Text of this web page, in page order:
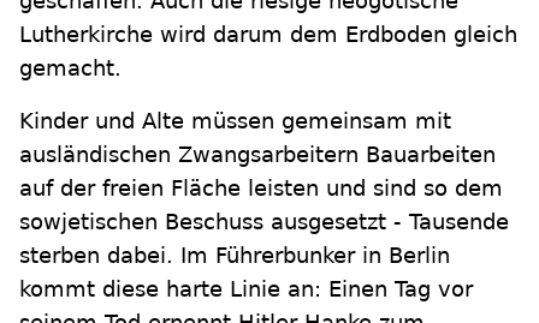
Lutherkirche wird darum dem Erdboden gleich
gemacht.
Kinder und Alte müssen gemeinsam mit
ausländischen Zwangsarbeitern Bauarbeiten
auf der freien Fläche leisten und sind so dem
sowjetischen Beschuss ausgesetzt - Tausende
sterben dabei. Im Führerbunker in Berlin
kommt diese harte Linie an: Einen Tag vor